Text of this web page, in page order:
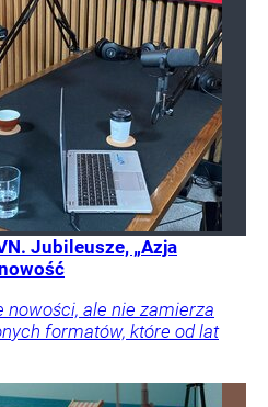
Jubileusze, „Azja
nowości, ale nie zamierza
formatów, które od lat